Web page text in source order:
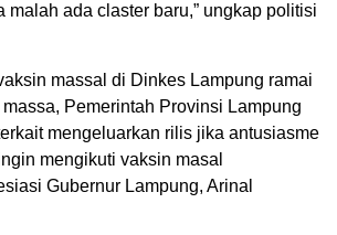
malah ada claster baru,” ungkap politisi
massal di Dinkes Lampung ramai
Pemerintah Provinsi Lampung
mengeluarkan rilis jika antusiasme
mengikuti vaksin masal
Gubernur Lampung, Arinal